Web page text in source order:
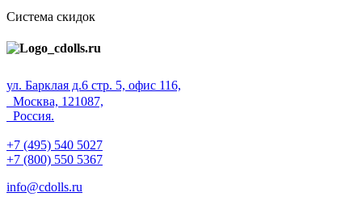
Система скидок
ул. Барклая д.6 стр. 5, офис 116,
Москва, 121087,
Россия.
+7 (495) 540 5027
+7 (800) 550 5367
info@cdolls.ru